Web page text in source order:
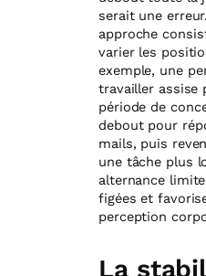
serait une
approche
varier les
exemple, une
travailler assise
période de
debout pour
mails, puis
une tâche plus
alternance
figées et
perception
La